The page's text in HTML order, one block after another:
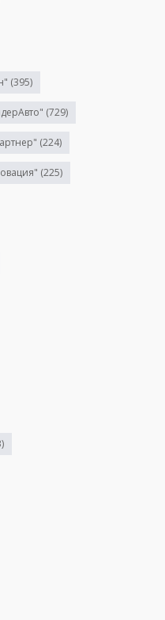
(395)
(729)
(224)
(225)